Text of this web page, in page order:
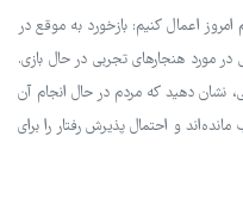
اعمال کنیم: بازخورد به موقع در
در مورد هنجارهای تجربی در حال بازی.
نشان دهید که مردم در حال انجام آن
و احتمال پذیرش رفتار را برای